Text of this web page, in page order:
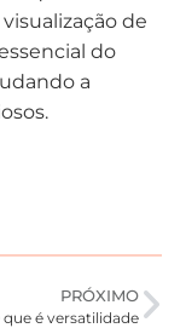
de
do
a
PRÓXIMO
que é versatilidade